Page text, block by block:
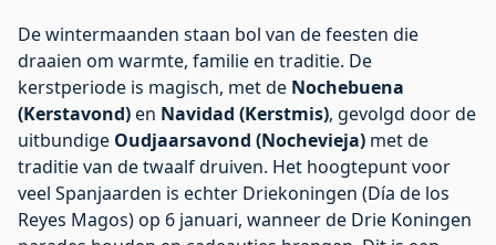
De wintermaanden staan bol van de feesten die
draaien om warmte, familie en traditie. De
kerstperiode is magisch, met de Nochebuena
(Kerstavond)en Navidad (Kerstmis), gevolgd door de
uitbundige Oudjaarsavond (Nochevieja) met de
traditie van de twaalf druiven. Het hoogtepunt voor
veel Spanjaarden is echter Driekoningen (Día de los
Reyes Magos) op 6 januari, wanneer de Drie Koningen